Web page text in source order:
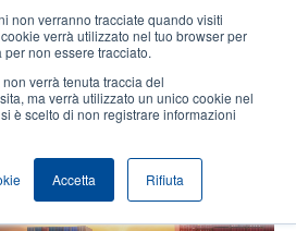
non verranno tracciate quando visiti
verrà utilizzato nel tuo browser per
non essere tracciato.
verrà tenuta traccia del
ma verrà utilizzato un unico cookie nel
è scelto di non registrare informazioni
Accetta Rifiuta
stampante
2D è unica nel suo